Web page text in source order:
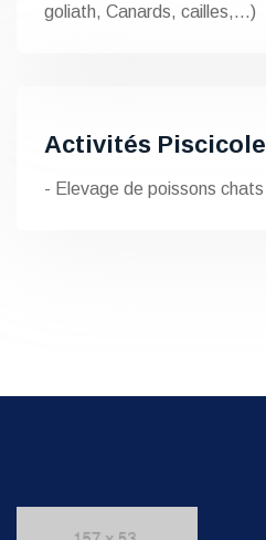
goliath, Canards, cailles,…)
Activités
- Elevage de poissons